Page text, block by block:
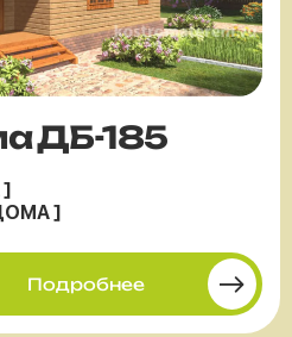
ДБ-185
]
Подробнее